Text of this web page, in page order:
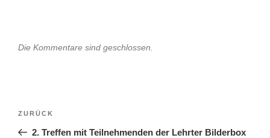
Die Kommentare sind geschlossen.
Beitragsnavigation
Vorheriger
Beitrag
ZURÜCK
2. Treffen mit Teilnehmenden der Lehrter Bilderbox